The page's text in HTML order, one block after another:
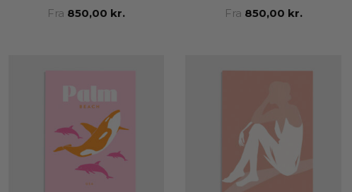
Fra 850,00 kr. Fra 850,00 kr.